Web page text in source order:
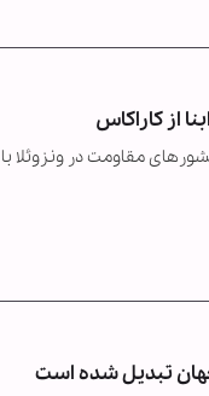
از کاراکاس
مقاومت در ونزوئلا
جهان تبدیل شده است